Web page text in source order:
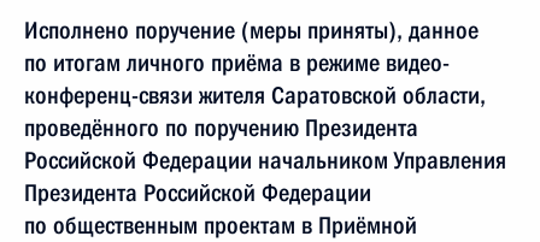
Исполнено поручение (меры приняты), данное
по итогам личного приёма в режиме видео-
конференц-связи жителя Саратовской области,
проведённого по поручению Президента
Российской Федерации начальником Управления
Президента Российской Федерации
по общественным проектам в Приёмной